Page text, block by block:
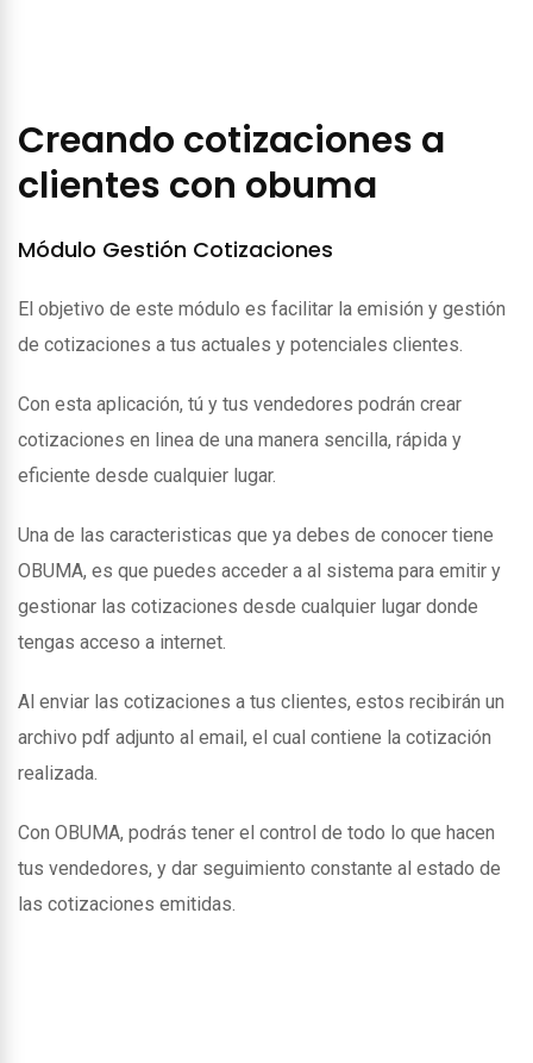
Creando cotizaciones a
clientes con obuma
Módulo Gestión Cotizaciones
El objetivo de este módulo es facilitar la emisión y gestión
de cotizaciones a tus actuales y potenciales clientes.
Con esta aplicación, tú y tus vendedores podrán crear
cotizaciones en linea de una manera sencilla, rápida y
eficiente desde cualquier lugar.
Una de las caracteristicas que ya debes de conocer tiene
OBUMA, es que puedes acceder a al sistema para emitir y
gestionar las cotizaciones desde cualquier lugar donde
tengas acceso a internet.
Al enviar las cotizaciones a tus clientes, estos recibirán un
archivo pdf adjunto al email, el cual contiene la cotización
realizada.
Con OBUMA, podrás tener el control de todo lo que hacen
tus vendedores, y dar seguimiento constante al estado de
las cotizaciones emitidas.